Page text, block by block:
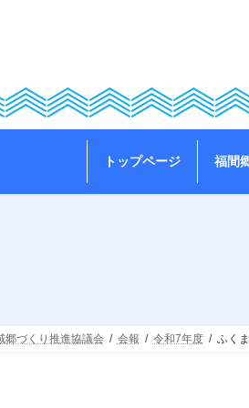
トップページ 福間
郷づくり推進協議会 会報 令和7年度 ふく